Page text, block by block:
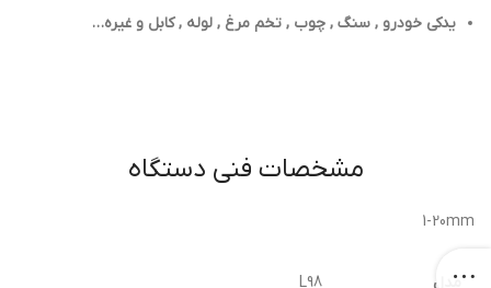
یدکی خودرو , سنگ , چوب , تخم مرغ , لوله , کابل و غیره…
مشخصات فنی دستگاه
1-20mm
مدل L98